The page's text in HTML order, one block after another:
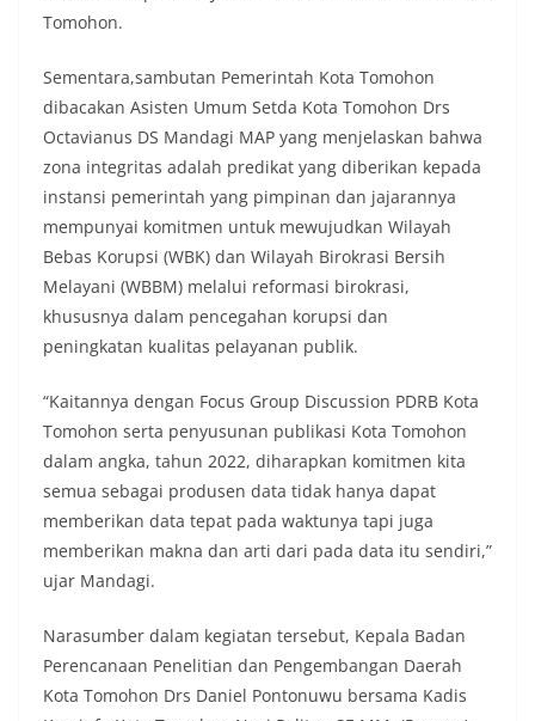
Tomohon.
Sementara,sambutan Pemerintah Kota Tomohon
dibacakan Asisten Umum Setda Kota Tomohon Drs
Octavianus DS Mandagi MAP yang menjelaskan bahwa
zona integritas adalah predikat yang diberikan kepada
instansi pemerintah yang pimpinan dan jajarannya
mempunyai komitmen untuk mewujudkan Wilayah
Bebas Korupsi (WBK) dan Wilayah Birokrasi Bersih
Melayani (WBBM) melalui reformasi birokrasi,
khususnya dalam pencegahan korupsi dan
peningkatan kualitas pelayanan publik.
“Kaitannya dengan Focus Group Discussion PDRB Kota
Tomohon serta penyusunan publikasi Kota Tomohon
dalam angka, tahun 2022, diharapkan komitmen kita
semua sebagai produsen data tidak hanya dapat
memberikan data tepat pada waktunya tapi juga
memberikan makna dan arti dari pada data itu sendiri,”
ujar Mandagi.
Narasumber dalam kegiatan tersebut, Kepala Badan
Perencanaan Penelitian dan Pengembangan Daerah
Kota Tomohon Drs Daniel Pontonuwu bersama Kadis